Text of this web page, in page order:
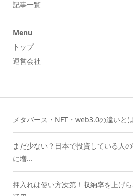
記事一覧
Menu
トップ
運営会社
メタバース・NFT・web3.0の違いと
まだ少ない？日本で投資している人
に増...
押入れは使い方次第！収納率を上げ